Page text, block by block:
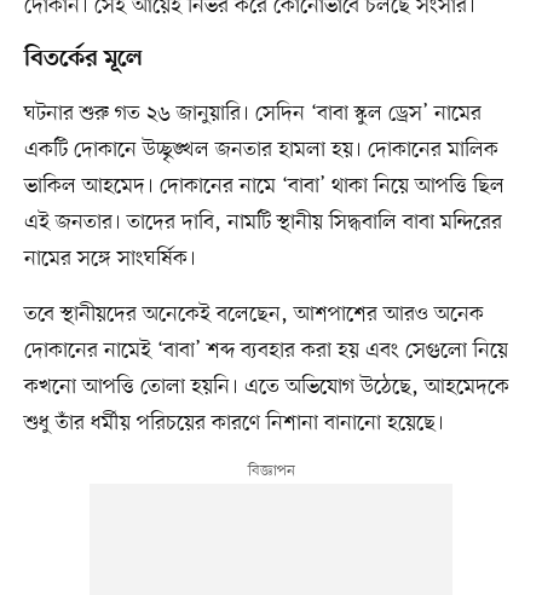
বিতর্কের মূলে
ঘটনার শুরু গত ২৬ জানুয়ারি। সেদিন ‘বাবা স্কুল ড্রেস’ নামের
একটি দোকানে উচ্ছৃঙ্খল জনতার হামলা হয়। দোকানের মালিক
ভাকিল আহমেদ। দোকানের নামে ‘বাবা’ থাকা নিয়ে আপত্তি ছিল
এই জনতার। তাদের দাবি, নামটি স্থানীয় সিদ্ধবালি বাবা মন্দিরের
নামের সঙ্গে সাংঘর্ষিক।
তবে স্থানীয়দের অনেকেই বলেছেন, আশপাশের আরও অনেক
দোকানের নামেই ‘বাবা’ শব্দ ব্যবহার করা হয় এবং সেগুলো নিয়ে
কখনো আপত্তি তোলা হয়নি। এতে অভিযোগ উঠেছে, আহমেদকে
শুধু তাঁর ধর্মীয় পরিচয়ের কারণে নিশানা বানানো হয়েছে।